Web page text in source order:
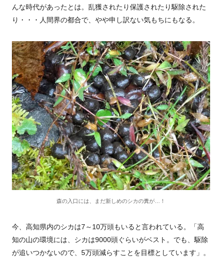
んな時代があったとは。乱獲されたり保護されたり駆除された
り・・・人間界の都合で、やや申し訳ない気もちにもなる。
森の入口には、まだ新しめのシカの糞が…！
今、高知県内のシカは7～10万頭もいると言われている。「高
知の山の環境には、シカは9000頭ぐらいがベスト。でも、駆除
が追いつかないので、5万頭減らすことを目標としています」。